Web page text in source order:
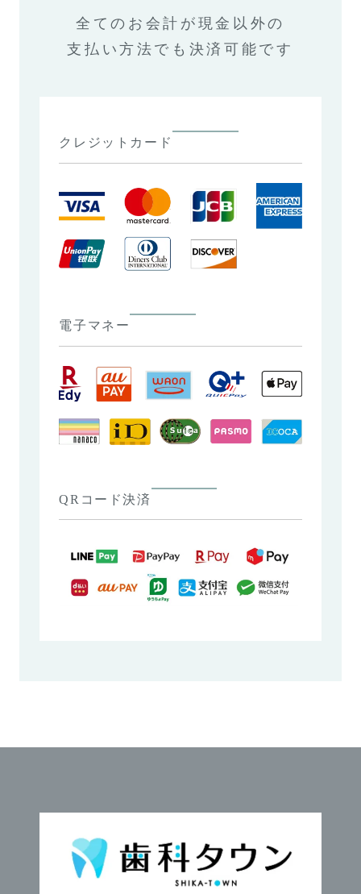
全てのお会計が現金以外の
支払い方法でも決済可能です
クレジットカード
電子マネー
QRコード決済